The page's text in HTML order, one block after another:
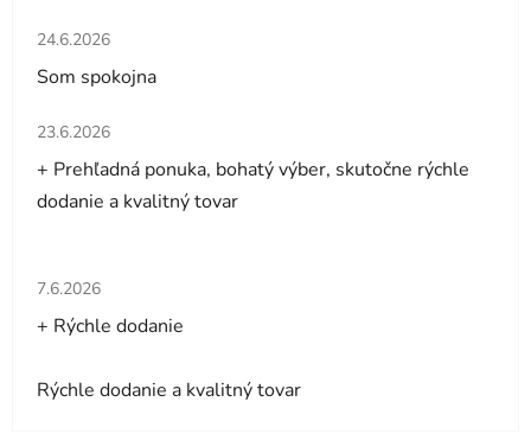
Hodnotenie obchodu je 5 z 5 hviezdičiek.
24.6.2026
Som spokojna
Hodnotenie obchodu je 5 z 5 hviezdičiek.
23.6.2026
+ Prehľadná ponuka, bohatý výber, skutočne rýchle
dodanie a kvalitný tovar
Hodnotenie obchodu je 5 z 5 hviezdičiek.
7.6.2026
+ Rýchle dodanie
Rýchle dodanie a kvalitný tovar